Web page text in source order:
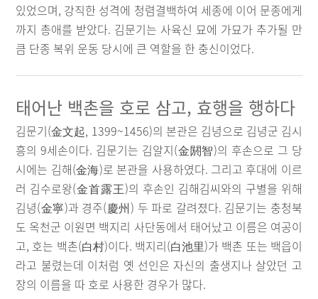
있었으며, 강직한 성격에 청렴결백하여 세종에 이어 문종에게
까지 총애를 받았다. 김문기는 사육신 묘에 가묘가 추가될 만
큼 단종 복위 운동 당시에 큰 역할을 한 충신이었다.
태어난 백촌을 호로 삼고, 효행을 행하다
김문기(金文起, 1399~1456)의 본관은 김녕으로 김녕군 김시
흥의 9세손이다. 김문기는 김알지(金閼智)의 후손으로 그 당
시에는 김해(金海)로 본관을 사용하였다. 그리고 후대에 이르
러 김수로왕(金首露王)의 후손인 김해김씨와의 구별을 위해
김녕(金寧)과 경주(慶州) 두 파로 갈려졌다. 김문기는 충청북
도 옥천군 이원면 백지리 사단동에서 태어났고 이름은 여공이
고, 호는 백촌(白村)이다. 백지리(白池里)가 백촌 또는 백읍이
라고 불렸는데 이처럼 옛 선인은 자신의 출생지나 살았던 고
장의 이름을 따 호로 사용한 경우가 많다.